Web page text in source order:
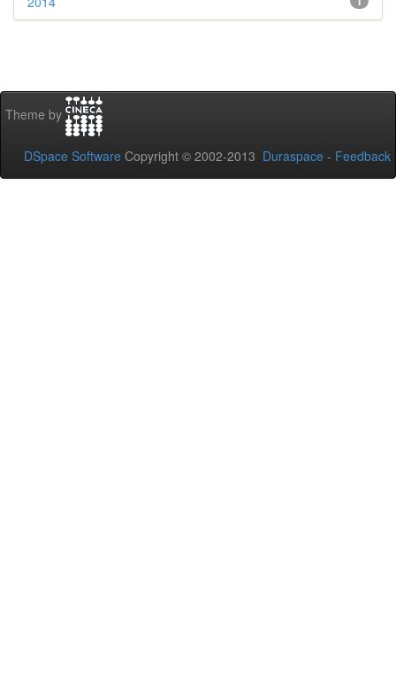
Theme by
DSpace Software Copyright © 2002-2013 Duraspace - Feedback